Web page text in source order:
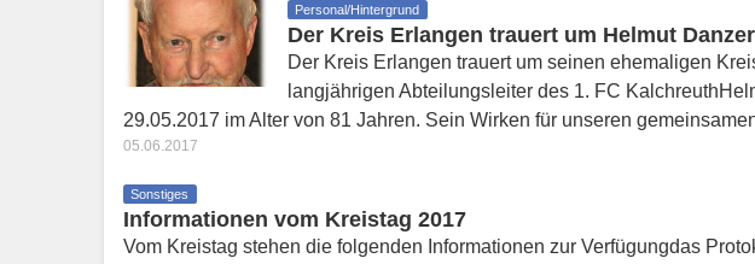
Personal/Hintergrund
Der Kreis Erlangen trauert um Helmut Danzer
Der Kreis Erlangen trauert um seinen ehemaligen
langjährigen Abteilungsleiter des 1. FC
29.05.2017 im Alter von 81 Jahren. Sein Wirken für unseren
05.06.2017
Sonstiges
Informationen vom Kreistag 2017
Vom Kreistag stehen die folgenden Informationen zur Verfügungdas